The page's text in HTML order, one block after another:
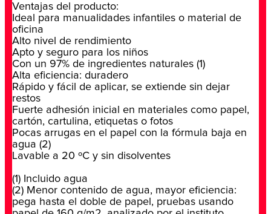
Ventajas del producto:
Ideal para manualidades infantiles o material de
oficina
Alto nivel de rendimiento
Apto y seguro para los niños
Con un 97% de ingredientes naturales (1)
Alta eficiencia: duradero
Rápido y fácil de aplicar, se extiende sin dejar
restos
Fuerte adhesión inicial en materiales como papel,
cartón, cartulina, etiquetas o fotos
Pocas arrugas en el papel con la fórmula baja en
agua (2)
Lavable a 20 ºC y sin disolventes
(1) Incluido agua
(2) Menor contenido de agua, mayor eficiencia:
pega hasta el doble de papel, pruebas usando